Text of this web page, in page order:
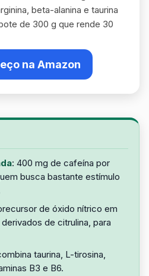
beta-alanina e taurina
de 300 g que rende 30
na Amazon
: 400 mg de cafeína por
busca bastante estímulo
de óxido nítrico em
de citrulina, para
taurina, L-tirosina,
B3 e B6.